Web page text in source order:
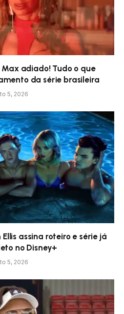
Max adiado! Tudo o que
da série brasileira
5, 2026
assina roteiro e série já
no Disney+
5, 2026